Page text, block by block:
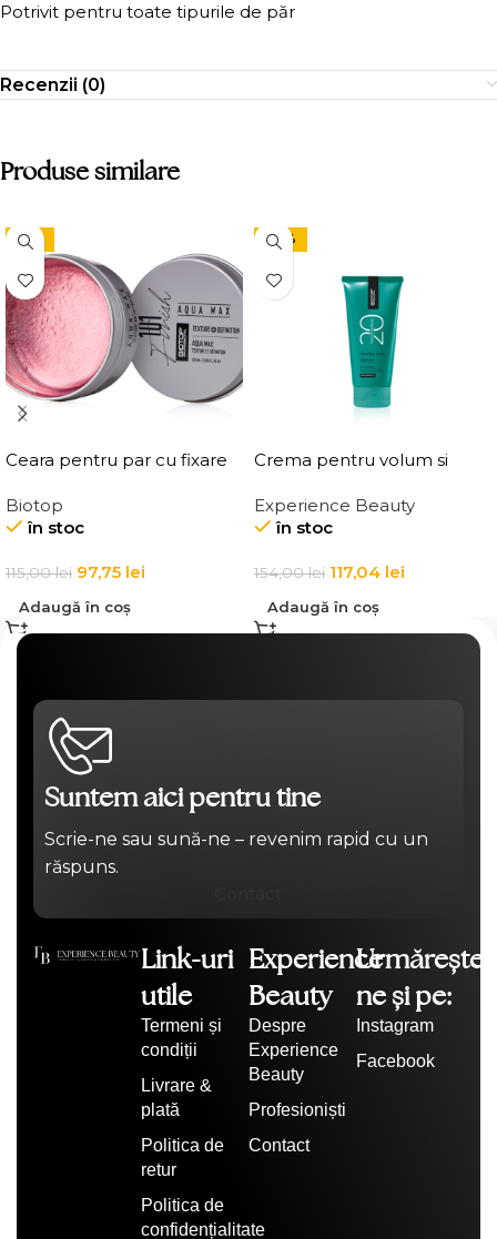
Potrivit pentru toate tipurile de păr
Recenzii (0)
Produse similare
-15%
Ceara pentru par cu fixare
Texture Definition
Biotop
în stoc
115,00lei 97,75 lei
Adaugă în coș
-24%
Crema pentru volum si
Elgon 20 Volumizing
Thickening Cream
Experience Beauty
în stoc
154,00lei 117,04 lei
Adaugă în coș
Suntem aici pentru tine
Scrie-ne sau sună-ne – revenim rapid cu un
răspuns.
Link-uri
utile
Termeni și
condiții
Livrare &
plată
Politica de
retur
Politica de
confidențialitate
Experience
Beauty
Despre
Experience
Beauty
Profesioniști
Contact
Urmărește-
ne și pe:
Instagram
Facebook